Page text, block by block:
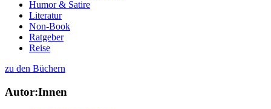
Humor & Satire
Literatur
Non-Book
Ratgeber
Reise
zu den Büchern
Autor:Innen